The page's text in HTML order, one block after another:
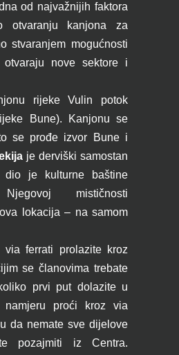
od najvažnijih faktora
kanjona za
stvaranjem mogućnosti
nove sektore i
rijeke Vulin potok
Bune). Kanjonu se
se prođe izvor Bune i
je derviški samostan
je kulturne baštine
mističnosti
lokacija – na samom
via ferrati prolazite kroz
se članovima trebate
prvi put dolazite u
proći kroz via
da nemate sve dijelove
pozajmiti iz Centra.